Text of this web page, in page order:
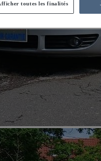
toutes les finalités